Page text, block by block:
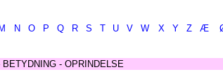
M N O P Q R S T U V W X Y Z Æ
BETYDNING - OPRINDELSE